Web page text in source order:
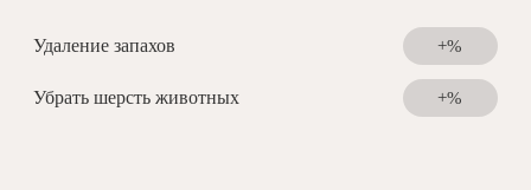
Удаление запахов +%
Убрать шерсть животных +%